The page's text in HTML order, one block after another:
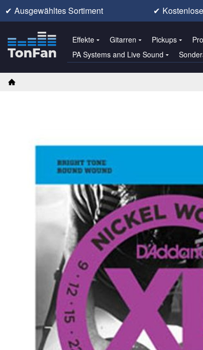
✔ Ausgewähltes Sortiment ✔
Effekte Gitarren Pickups
PA Systems and Live Sound